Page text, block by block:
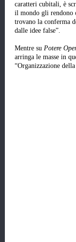
caratteri cubitali, è
il mondo gli rendono
trovano la conferma
dalle idee false”.
Mentre su Potere
arringa le masse in
“Organizzazione